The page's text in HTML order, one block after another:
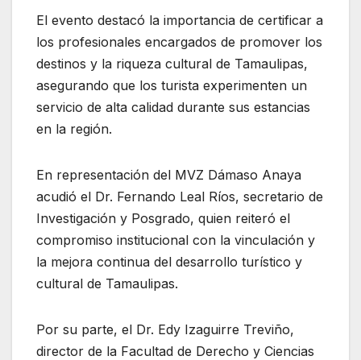
El evento destacó la importancia de certificar a
los profesionales encargados de promover los
destinos y la riqueza cultural de Tamaulipas,
asegurando que los turista experimenten un
servicio de alta calidad durante sus estancias
en la región.
En representación del MVZ Dámaso Anaya
acudió el Dr. Fernando Leal Ríos, secretario de
Investigación y Posgrado, quien reiteró el
compromiso institucional con la vinculación y
la mejora continua del desarrollo turístico y
cultural de Tamaulipas.
Por su parte, el Dr. Edy Izaguirre Treviño,
director de la Facultad de Derecho y Ciencias